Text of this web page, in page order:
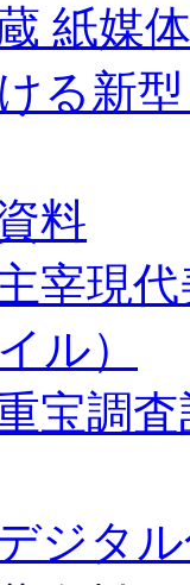
紙媒
る新
料
宰現
ル）
宝調
ジタ